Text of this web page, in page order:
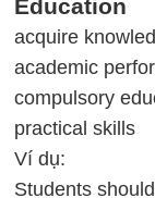
Education
acquire
academic
compulsory
practical skills
Ví dụ:
Students